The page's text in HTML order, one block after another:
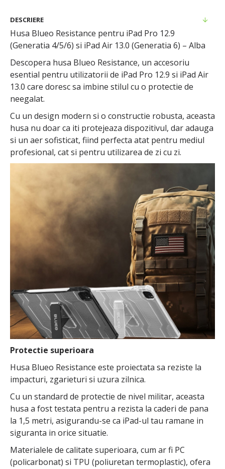
DESCRIERE
Husa Blueo Resistance pentru iPad Pro 12.9
(Generatia 4/5/6) si iPad Air 13.0 (Generatia 6) – Alba
Descopera husa Blueo Resistance, un accesoriu
esential pentru utilizatorii de iPad Pro 12.9 si iPad Air
13.0 care doresc sa imbine stilul cu o protectie de
neegalat.
Cu un design modern si o constructie robusta, aceasta
husa nu doar ca iti protejeaza dispozitivul, dar adauga
si un aer sofisticat, fiind perfecta atat pentru mediul
profesional, cat si pentru utilizarea de zi cu zi.
Protectie superioara
Husa Blueo Resistance este proiectata sa reziste la
impacturi, zgarieturi si uzura zilnica.
Cu un standard de protectie de nivel militar, aceasta
husa a fost testata pentru a rezista la caderi de pana
la 1,5 metri, asigurandu-se ca iPad-ul tau ramane in
siguranta in orice situatie.
Materialele de calitate superioara, cum ar fi PC
(policarbonat) si TPU (poliuretan termoplastic), ofera